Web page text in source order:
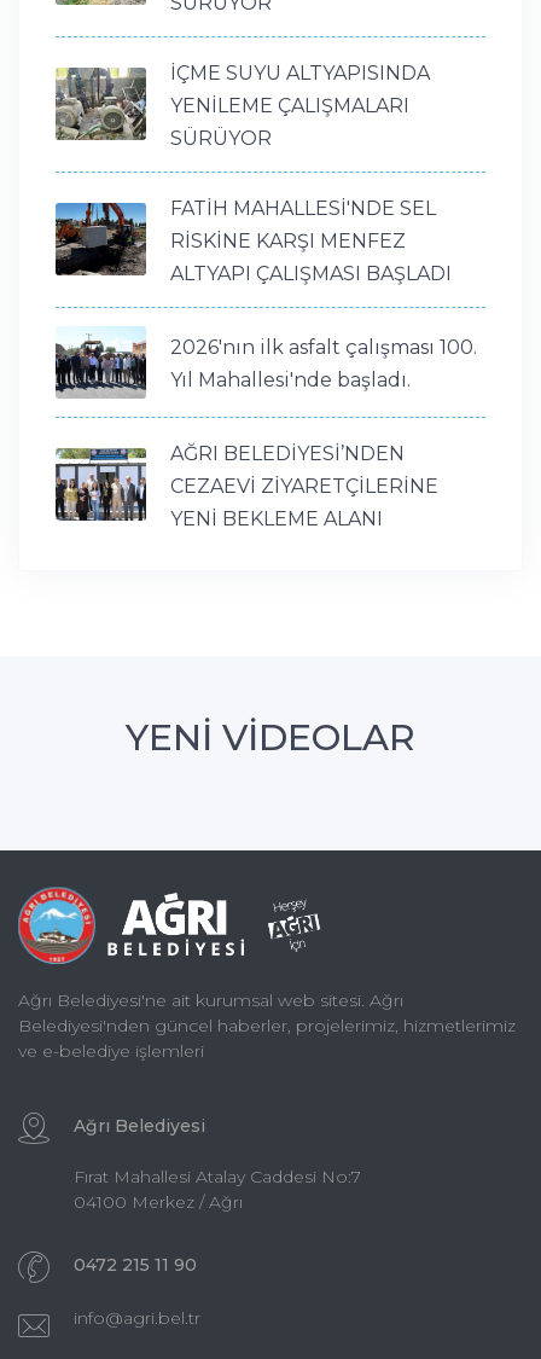
İÇME SUYU ALTYAPISINDA
YENİLEME ÇALIŞMALARI
SÜRÜYOR
FATİH MAHALLESİ'NDE SEL
RİSKİNE KARŞI MENFEZ
ALTYAPI ÇALIŞMASI BAŞLADI
2026'nın ilk asfalt çalışması 100.
Yıl Mahallesi'nde başladı.
AĞRI BELEDİYESİ’NDEN
CEZAEVİ ZİYARETÇİLERİNE
YENİ BEKLEME ALANI
YENİ VİDEOLAR
Ağrı Belediyesi'ne ait kurumsal web sitesi. Ağrı
Belediyesi'nden güncel haberler, projelerimiz, hizmetlerimiz
ve e-belediye işlemleri
Ağrı Belediyesi
Fırat Mahallesi Atalay Caddesi No:7
04100 Merkez / Ağrı
0472 215 11 90
info@agri.bel.tr